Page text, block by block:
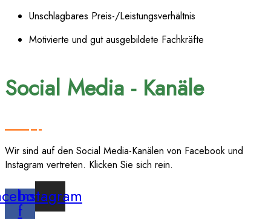
Unschlagbares Preis-/Leistungsverhältnis
Motivierte und gut ausgebildete Fachkräfte
Social Media - Kanäle
Wir sind auf den Social Media-Kanälen von Facebook und
Instagram vertreten. Klicken Sie sich rein.
f
Instagram